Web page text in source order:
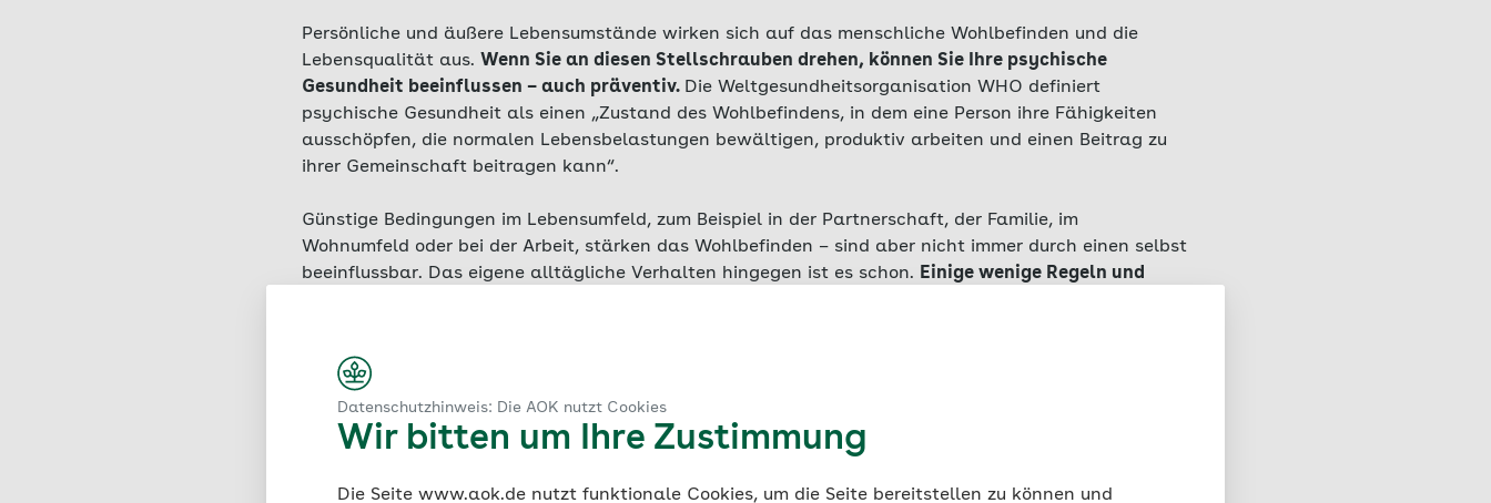
Datenschutzhinweis: Die AOK nutzt Cookies
Wir bitten um Ihre Zustimmung
Die Seite www.aok.de nutzt funktionale Cookies, um die Seite bereitstellen zu können und
Persönliche und äußere Lebensumstände wirken sich auf das menschliche Wohlbefinden und die
Lebensqualität aus. Wenn Sie an diesen Stellschrauben drehen, können Sie Ihre psychische
Gesundheit beeinflussen – auch präventiv. Die Weltgesundheitsorganisation WHO definiert
psychische Gesundheit als einen „Zustand des Wohlbefindens, in dem eine Person ihre Fähigkeiten
ausschöpfen, die normalen Lebensbelastungen bewältigen, produktiv arbeiten und einen Beitrag zu
ihrer Gemeinschaft beitragen kann“.
Günstige Bedingungen im Lebensumfeld, zum Beispiel in der Partnerschaft, der Familie, im
Wohnumfeld oder bei der Arbeit, stärken das Wohlbefinden – sind aber nicht immer durch einen selbst
beeinflussbar. Das eigene alltägliche Verhalten hingegen ist es schon. Einige wenige Regeln und
Passende Artikel zum Thema
Achtsamkeit